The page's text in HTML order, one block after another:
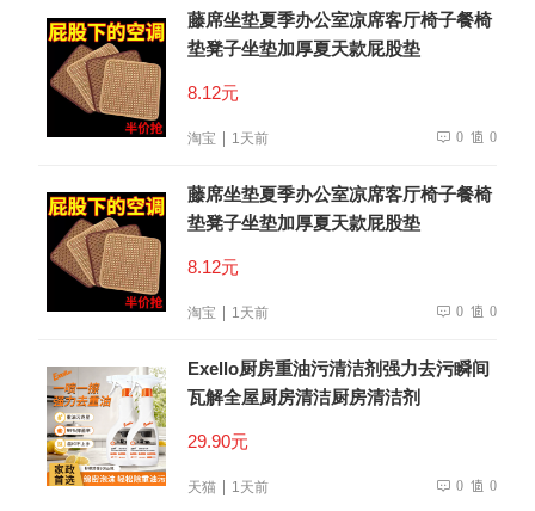
藤席坐垫夏季办公室凉席客厅椅子餐椅
垫凳子坐垫加厚夏天款屁股垫
8.12元
淘宝 1天前 0 0
藤席坐垫夏季办公室凉席客厅椅子餐椅
垫凳子坐垫加厚夏天款屁股垫
8.12元
淘宝 1天前 0 0
Exello厨房重油污清洁剂强力去污瞬间
瓦解全屋厨房清洁厨房清洁剂
29.90元
天猫 1天前 0 0